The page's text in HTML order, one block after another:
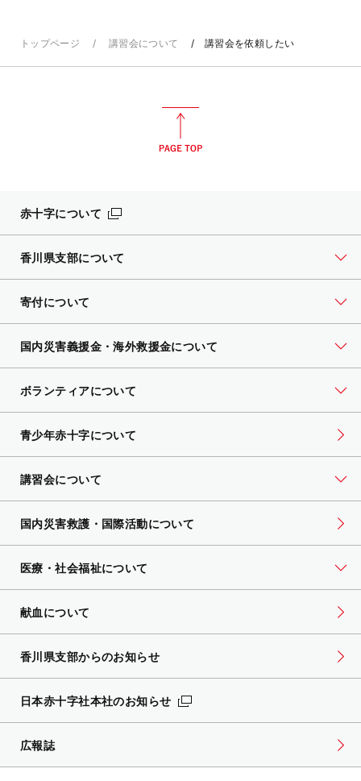
トップページ 講習会について 講習会を依頼したい
赤十字について
香川県支部について
寄付について
国内災害義援金・海外救援金について
ボランティアについて
青少年赤十字について
講習会について
国内災害救護・国際活動について
医療・社会福祉について
献血について
香川県支部からのお知らせ
日本赤十字社本社のお知らせ
広報誌